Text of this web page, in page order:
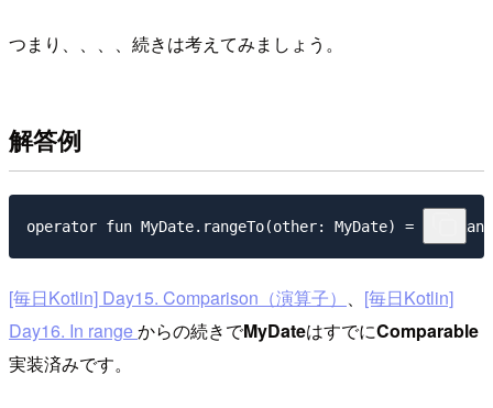
つまり、、、、続きは考えてみましょう。
解答例
[毎日Kotlin] Day15. Comparison（演算子） 、 [毎日Kotlin]
Day16. In rangeからの続きでMyDateはすでにComparable
実装済みです。